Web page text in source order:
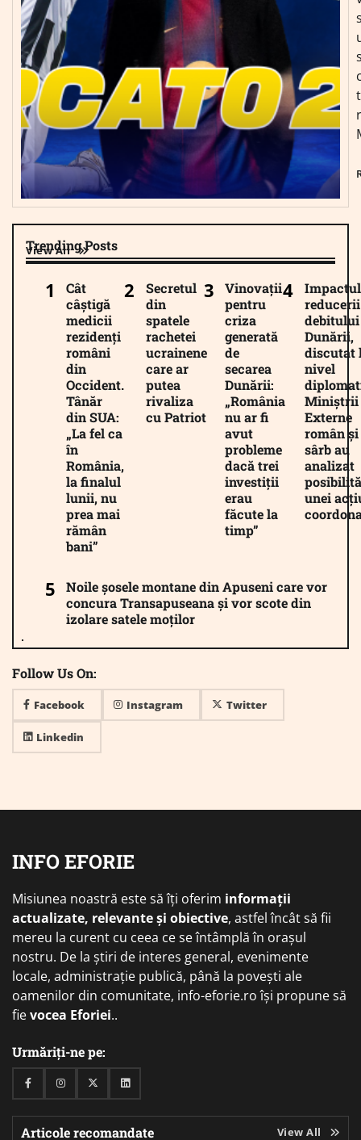
Trending Posts
View All
Cât
câștigă
medicii
rezidenți
români
din
Occident.
Tânăr
din SUA:
„La fel ca
în
România,
la finalul
lunii, nu
prea mai
rămân
bani”
Secretul
din
spatele
rachetei
ucrainene
care ar
putea
rivaliza
cu Patriot
Vinovații
pentru
criza
generată
de
secarea
Dunării:
„România
nu ar fi
avut
probleme
dacă trei
investiții
erau
făcute la
timp”
Impactul
reducerii
debitului
Dunării,
discutat
nivel
Miniștrii
Externe
român și
sârb au
analizat
unei
Noile șosele montane din Apuseni care vor
concura Transapuseana și vor scote din
izolare satele moților
Follow Us On:
Facebook Instagram Twitter
Linkedin
INFO EFORIE
Misiunea noastră este să îți oferim informații
actualizate, relevante și obiective, astfel încât să fii
mereu la curent cu ceea ce se întâmplă în orașul
nostru. De la știri de interes general, evenimente
locale, administrație publică, până la povești ale
oamenilor din comunitate, info-eforie.ro își propune să
fievocea Eforiei..
Urmăriți-ne pe:
FacebookInstagramTwitterLinkedin
Articole recomandate View All